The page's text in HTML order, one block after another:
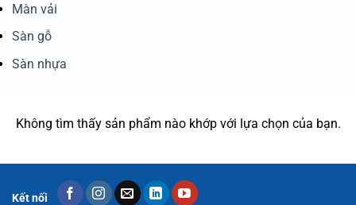
Màn vải
Sàn gỗ
Sàn nhựa
Không tìm thấy sản phẩm nào khớp với lựa chọn của bạn.
Kết nối